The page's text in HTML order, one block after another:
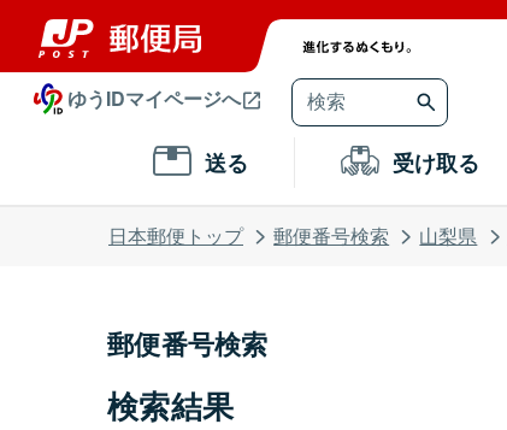
ゆうIDマイページへ
送る 受け取る
日本郵便トップ 郵便番号検索 山梨県
郵便番号検索
検索結果